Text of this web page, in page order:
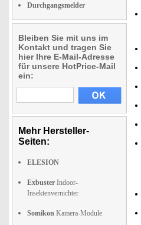
Durchgangsmelder
Bleiben Sie mit uns im
Kontakt und tragen Sie
hier Ihre E-Mail-Adresse
für unsere HotPrice-Mail
ein:
Mehr Hersteller-
Seiten:
ELESION
Exbuster Indoor-
Insektenvernichter
Somikon Kamera-Module